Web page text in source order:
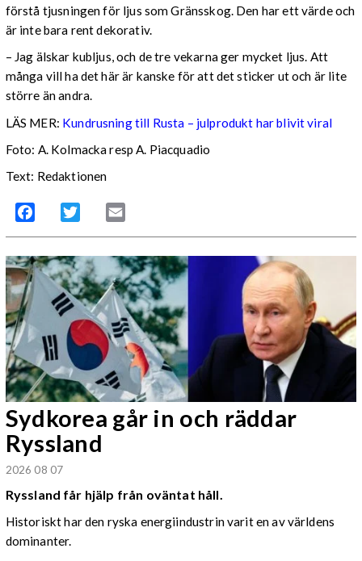
förstå tjusningen för ljus som Gränsskog. Den har ett värde och
är inte bara rent dekorativ.
– Jag älskar kubljus, och de tre vekarna ger mycket ljus. Att
många vill ha det här är kanske för att det sticker ut och är lite
större än andra.
LÄS MER: Kundrusning till Rusta – julprodukt har blivit viral
Foto: A. Kolmacka resp A. Piacquadio
Text: Redaktionen
Facebook Twitter
Sydkorea går in och räddar
Ryssland
2026 08 07
Ryssland får hjälp från oväntat håll.
Historiskt har den ryska energiindustrin varit en av världens
dominanter.